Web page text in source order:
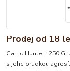
Prodej od 18
Gamo Hunter 1250
s jeho prudkou